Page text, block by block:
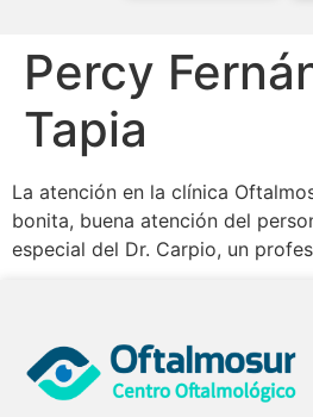
Percy
Tapia
La atención en la clínica
bonita, buena atención del
especial del Dr. Carpio, un